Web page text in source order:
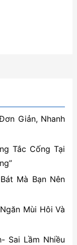
Giản, Nhanh
Tắc Cống Tại
Mà Bạn Nên
Mùi Hôi Và
Sai Lầm Nhiều